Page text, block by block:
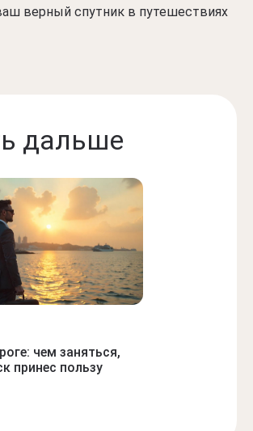
верный спутник в путешествиях
дальше
чем заняться,
принес пользу